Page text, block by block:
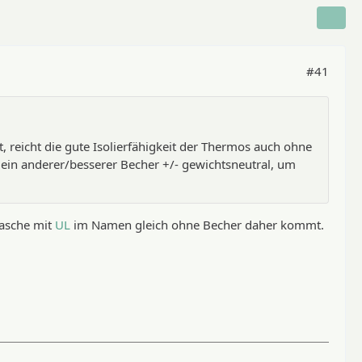
#41
reicht die gute Isolierfähigkeit der Thermos auch ohne
anderer/besserer Becher +/- gewichtsneutral, um
mit UL im Namen gleich ohne Becher daher kommt.